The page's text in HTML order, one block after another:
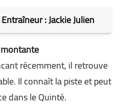
: Jackie Julien
récemment, il retrouve
Il connaît la piste et peut
dans le Quinté.